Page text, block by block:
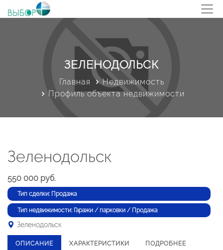
ЗЕЛЕНОДОЛЬСК
Главная
Недвижимость
Профиль объекта недвижимости
Зеленодольск
550 000 руб.
Тип сделки: Продажа
Тип недвижимости: Гаражи / парковки / Продажа
Зеленодольск
ОПИСАНИЕ ХАРАКТЕРИСТИКИ ПОДРОБНЕЕ